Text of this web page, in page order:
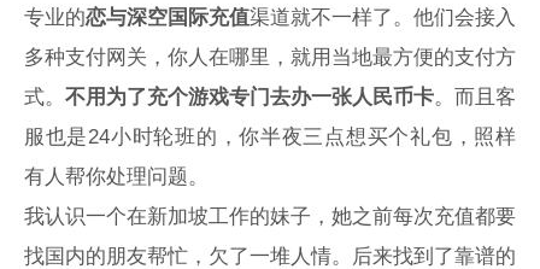
专业的恋与深空国际充值渠道就不一样了。他们会接入
多种支付网关，你人在哪里，就用当地最方便的支付方
式。 不用为了充个游戏专门去办一张人民币卡。而且客
服也是24小时轮班的，你半夜三点想买个礼包，照样
有人帮你处理问题。
我认识一个在新加坡工作的妹子，她之前每次充值都要
找国内的朋友帮忙，欠了一堆人情。后来找到了靠谱的